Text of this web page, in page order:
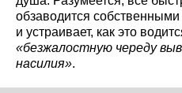
обзаводится
и устраивает, как это
«безжалостную череду
насилия».